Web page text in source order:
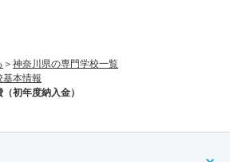
神奈川県の専門学校一覧
基本情報
初年度納入金）